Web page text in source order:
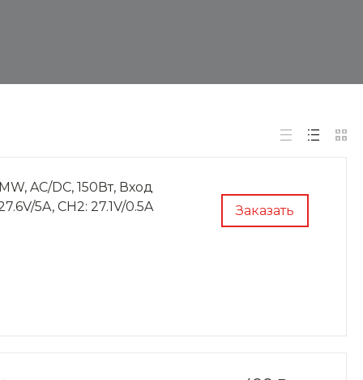
Заказать
AC/DC, 150Вт, Вход
5A, CH2: 27.1V/0.5A